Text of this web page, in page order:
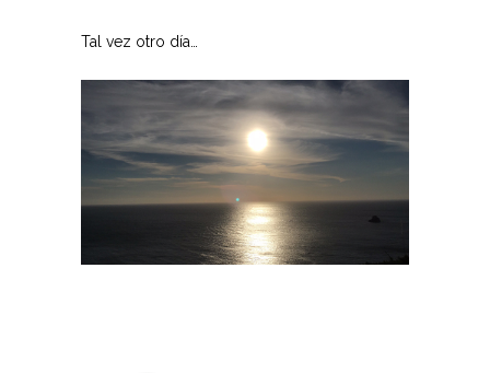
Tal vez otro día…